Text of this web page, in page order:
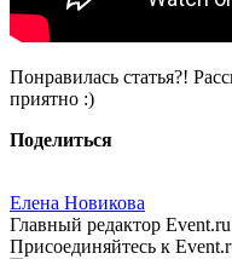
Понравилась статья?!
приятно :)
Поделиться
Елена Новикова
Главный редактор Event.ru
Присоединяйтесь к